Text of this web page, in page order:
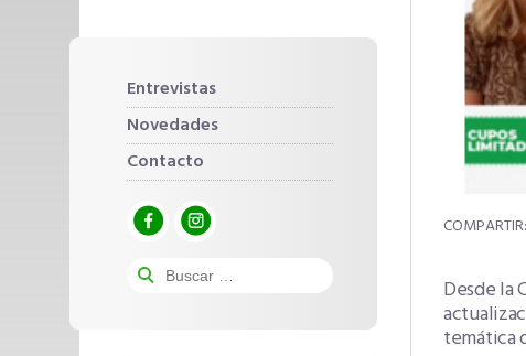
Entrevistas
Novedades
Contacto
Desde la
temática